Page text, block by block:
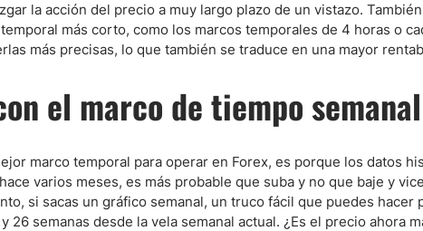
la acción del precio a muy largo plazo de un vistazo.
más corto, como los marcos temporales de 4 horas o
más precisas, lo que también se traduce en una mayor
el marco de tiempo semanal
marco temporal para operar en Forex, es porque los datos
varios meses, es más probable que suba y no que baje y
si sacas un gráfico semanal, un truco fácil que puedes hacer
26 semanas desde la vela semanal actual. ¿Es el precio ahora